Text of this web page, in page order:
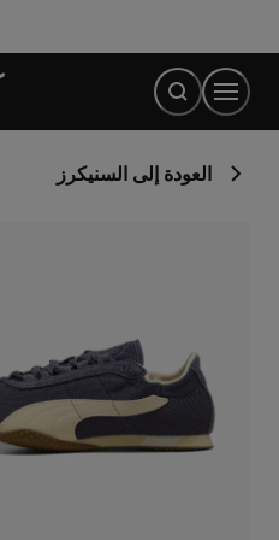
Content
العودة إلى السنيكرز